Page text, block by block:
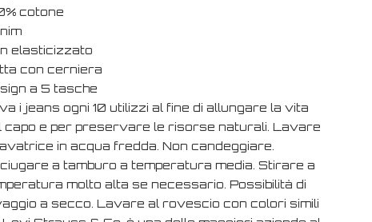
cotone
elasticizzato
con cerniera
a 5 tasche
i jeans ogni 10 utilizzi al fine di allungare la vita
capo e per preservare le risorse naturali. Lavare
in acqua fredda. Non candeggiare.
a tamburo a temperatura media. Stirare a
molto alta se necessario. Possibilità di
a secco. Lavare al rovescio con colori simili